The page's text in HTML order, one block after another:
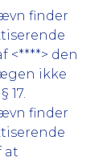
finder
<****> den
ikke
17.
finder
at